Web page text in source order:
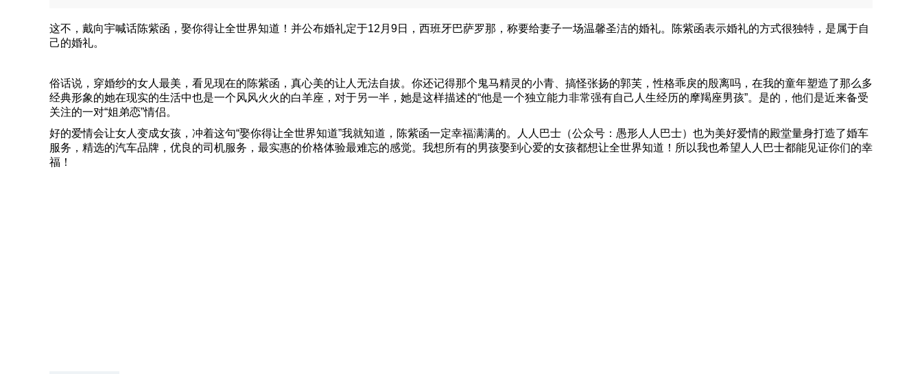
这不，戴向宇喊话陈紫函，娶你得让全世界知道！并公布婚礼定于12月9日，西班牙巴萨罗那，称要给妻子一场温馨圣洁的婚礼。陈紫函表示婚礼的方式很独特，是属于自
己的婚礼。
俗话说，穿婚纱的女人最美，看见现在的陈紫函，真心美的让人无法自拔。你还记得那个鬼马精灵的小青、搞怪张扬的郭芙，性格乖戾的殷离吗，在我的童年塑造了那么多
经典形象的她在现实的生活中也是一个风风火火的白羊座，对于另一半，她是这样描述的“他是一个独立能力非常强有自己人生经历的摩羯座男孩”。是的，他们是近来备受
关注的一对“姐弟恋”情侣。
好的爱情会让女人变成女孩，冲着这句“娶你得让全世界知道”我就知道，陈紫函一定幸福满满的。人人巴士（公众号：愚形人人巴士）也为美好爱情的殿堂量身打造了婚车
服务，精选的汽车品牌，优良的司机服务，最实惠的价格体验最难忘的感觉。我想所有的男孩娶到心爱的女孩都想让全世界知道！所以我也希望人人巴士都能见证你们的幸
福！